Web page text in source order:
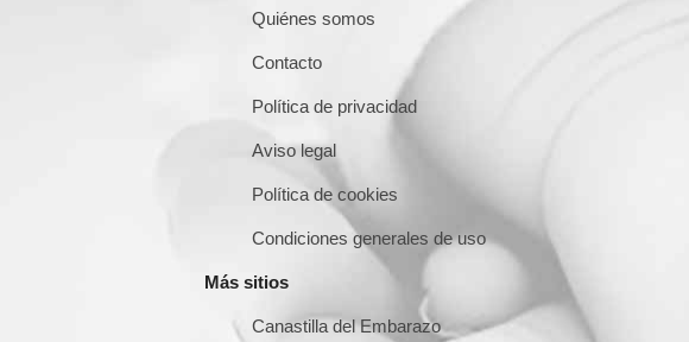
Quiénes somos
Contacto
Política de privacidad
Aviso legal
Política de cookies
Condiciones generales de uso
Más sitios
Canastilla del Embarazo